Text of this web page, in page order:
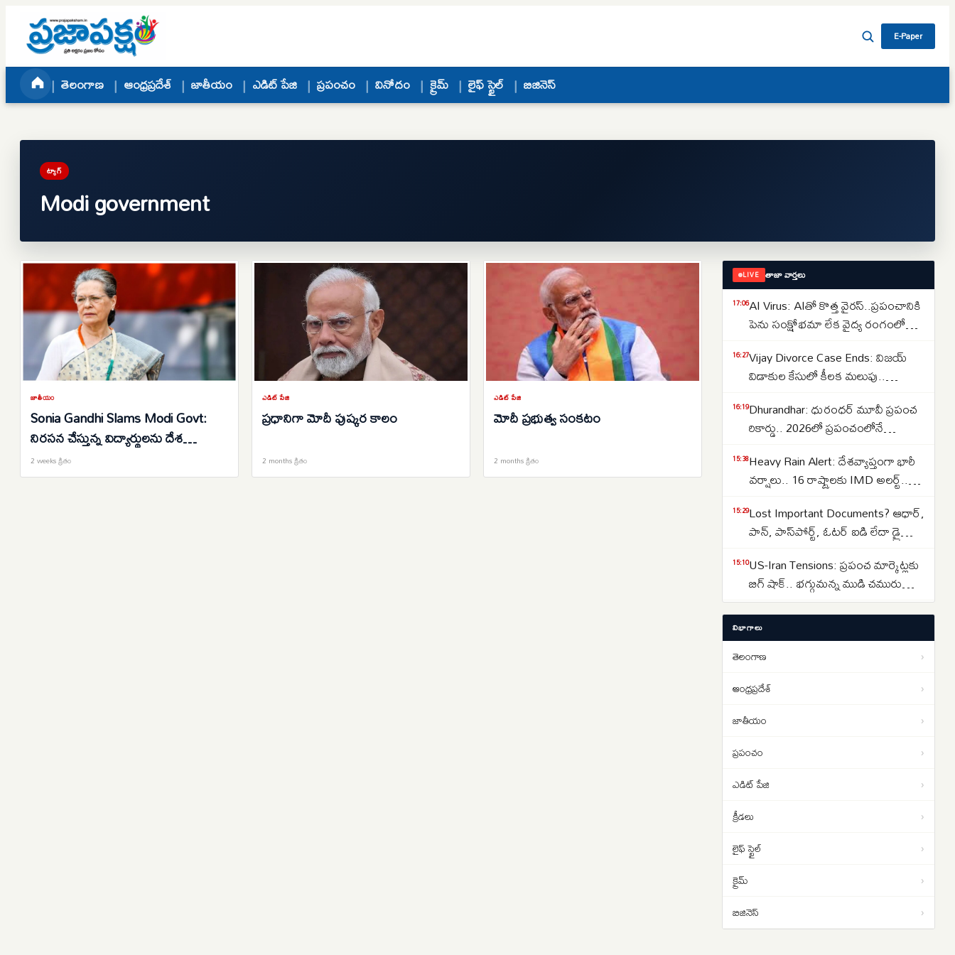
Skip to content
E-Paper
తెలంగాణ ఆంధ్రప్రదేశ్ జాతీయం ఎడిట్ పేజి ప్రపంచం వినోదం క్రైమ్ లైఫ్ స్టైల్ బిజినెస్
ట్యాగ్
Modi government
జాతీయం
Sonia Gandhi Slams Modi Govt:
నిరసన చేస్తున్న విద్యార్థులను దేశ
శత్రువుల్లా బీజేపీ చూస్తోంది.. మోదీ
ప్రభుత్వంపై విరుచుకుపడిన సోనియా
2 weeks క్రితం
ఎడిట్ పేజి
ప్రధానిగా మోదీ పుష్కర కాలం
2 months క్రితం
ఎడిట్ పేజి
మోదీ ప్రభుత్వ సంకటం
2 months క్రితం
LIVE తాజా వార్తలు
17:06AI Virus: AIతో కొత్త వైరస్‌..ప్రపంచానికి
పెను సంక్షోభమా లేక వైద్య రంగంలో
శాస్త్రవేత్తలు..
16:27Vijay Divorce Case Ends: విజయ్
విడాకుల కేసులో కీలక మలుపు..
సంగీత..కేసును కొట్టివేసిన కోర్టు
16:19Dhurandhar: ధురంధర్ మూవీ ప్రపంచ
రికార్డు.. 2026లో ప్రపంచంలోనే
చిత్రంగా హిస్టరీ క్రియేట్..
15:38Heavy Rain Alert: దేశవ్యాప్తంగా భారీ
వర్షాలు.. 16 రాష్ట్రాలకు IMD అలర్ట్..
రాష్ట్రాల్లో ఉరుములతో కూడిన వానలు..
15:29Lost Important Documents? ఆధార్,
పాన్, పాస్‌పోర్ట్, ఓటర్ ఐడి లేదా డ్రైవింగ్
మీరు ఎక్కడ ఫిర్యాదు చేయాలి?
15:10US-Iran Tensions: ప్రపంచ మార్కెట్లకు
బిగ్ షాక్.. భగ్గుమన్న ముడి చమురు
ధరలు.. హార్ముజ్ జలసంధి వద్ద తీవ్ర
ఉద్రిక్తత..
15:00Stock Market Today: ఒకే ఒక్క
వార్తతో కుప్పకూలిన స్టాక్ మార్కెట్..
సూచీల పతనానికి 3 కారణాలు ఇవే..
Jharkhand Paper Leak: జార్ఖండ్‌లో
విద్యార్థుల నిరసనలు తీవ్రతరం…
విభాగాలు
తెలంగాణ ›
ఆంధ్రప్రదేశ్ ›
జాతీయం ›
ప్రపంచం ›
ఎడిట్ పేజి ›
క్రీడలు ›
లైఫ్ స్టైల్ ›
క్రైమ్ ›
బిజినెస్ ›